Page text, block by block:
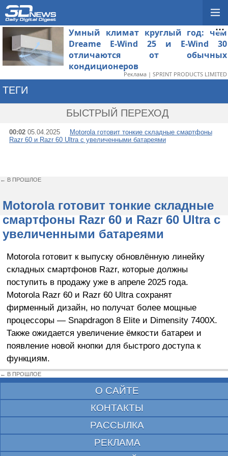
Умный климат круглый год: чем
Dreame E-Wind 25 и E-Wind 30
отличаются от обычных
кондиционеров
Реклама | SPRINT PRODUCTS LIMITED
ТЕГИ
БЫСТРЫЙ ПЕРЕХОД
00:02 05.04.2025
Motorola готовит тонкие складные смартфоны
Razr 60 и Razr 60 Ultra с увеличенными батареями
← В ПРОШЛОЕ
Motorola готовит тонкие складные
смартфоны Razr 60 и Razr 60 Ultra с
увеличенными батареями
Motorola готовит к выпуску обновлённую линейку
складных смартфонов Razr, которые должны
поступить в продажу уже в апреле 2025 года.
Motorola Razr 60 и Razr 60 Ultra сохранят
фирменный дизайн, но получат более мощные
процессоры — Snapdragon 8 Elite и Dimensity 7400X.
Также ожидается увеличение ёмкости батареи и
появление новой кнопки для быстрого доступа к
функциям.
← В ПРОШЛОЕ
О САЙТЕ
КОНТАКТЫ
РАССЫЛКА
РЕКЛАМА